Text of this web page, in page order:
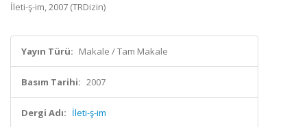
İleti-ş-im, 2007 (TRDizin)
Yayın Türü: Makale / Tam Makale
Basım Tarihi: 2007
Dergi Adı: İleti-ş-im